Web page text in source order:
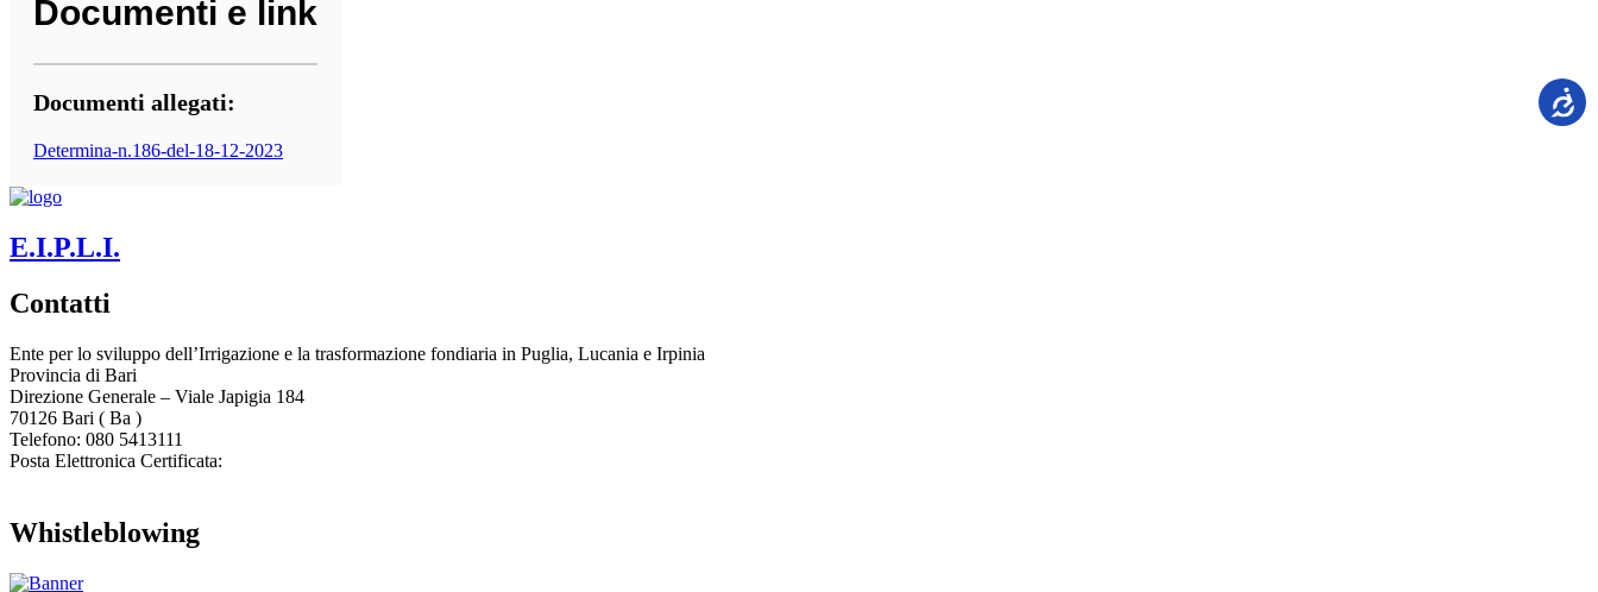
Documenti e link
Documenti allegati:
Determina-n.186-del-18-12-2023
E.I.P.L.I.
Contatti
Ente per lo sviluppo dell’Irrigazione e la trasformazione fondiaria in Puglia, Lucania e Irpinia
Provincia di Bari
Direzione Generale – Viale Japigia 184
70126 Bari ( Ba )
Telefono: 080 5413111
Posta Elettronica Certificata:
Whistleblowing